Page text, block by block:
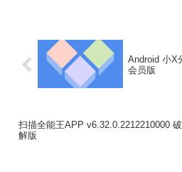
Android 小X
会员版
扫描全能王APP v6.32.0.2212210000 破
解版